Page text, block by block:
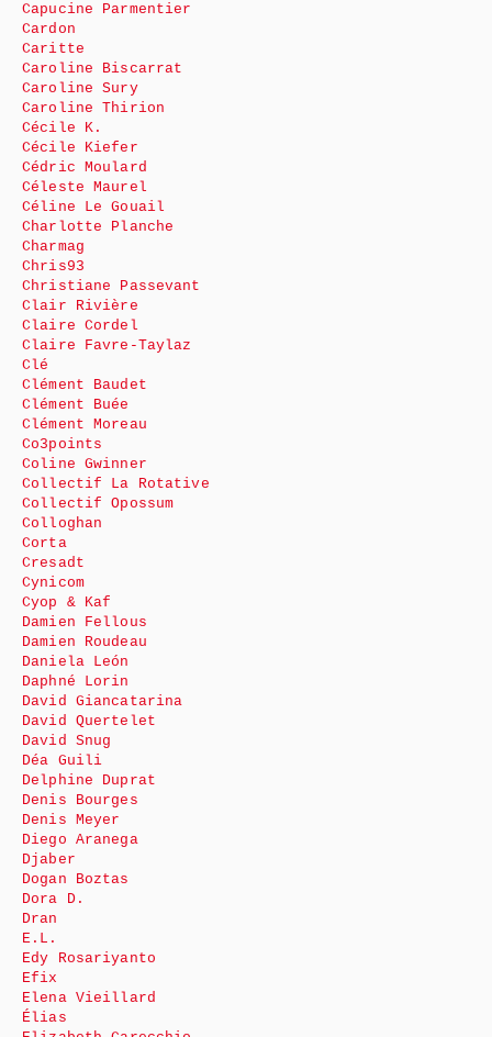
Capucine Parmentier
Cardon
Caritte
Caroline Biscarrat
Caroline Sury
Caroline Thirion
Cécile K.
Cécile Kiefer
Cédric Moulard
Céleste Maurel
Céline Le Gouail
Charlotte Planche
Charmag
Chris93
Christiane Passevant
Clair Rivière
Claire Cordel
Claire Favre-Taylaz
Clé
Clément Baudet
Clément Buée
Clément Moreau
Co3points
Coline Gwinner
Collectif La Rotative
Collectif Opossum
Colloghan
Corta
Cresadt
Cynicom
Cyop & Kaf
Damien Fellous
Damien Roudeau
Daniela León
Daphné Lorin
David Giancatarina
David Quertelet
David Snug
Déa Guili
Delphine Duprat
Denis Bourges
Denis Meyer
Diego Aranega
Djaber
Dogan Boztas
Dora D.
Dran
E.L.
Edy Rosariyanto
Efix
Elena Vieillard
Élias